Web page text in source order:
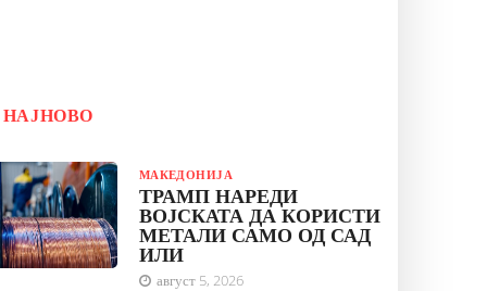
НАЈНОВО
МАКЕДОНИЈА
ТРАМП НАРЕДИ
ВОЈСКАТА ДА КОРИСТИ
МЕТАЛИ САМО ОД САД
ИЛИ
август 5, 2026